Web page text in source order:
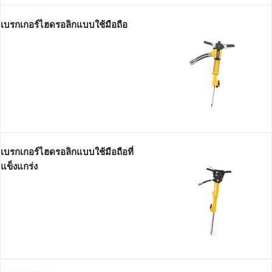
เบรกเกอร์ไฮดรอลิกแบบใช้มือถือ
เบรกเกอร์ไฮดรอลิกแบบใช้มือถือที่
แข็งแกร่ง